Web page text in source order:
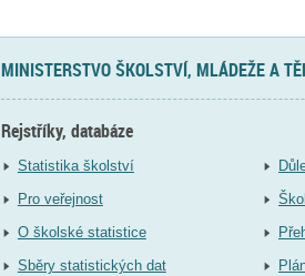
MINISTERSTVO ŠKOLSTVÍ, MLÁDEŽE A
Rejstříky, databáze
Statistika školství
Pro veřejnost
O školské statistice
Sběry statistických dat